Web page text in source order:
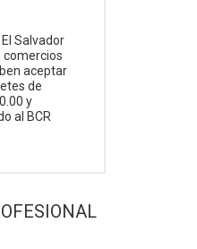
El Salvador
comercios
aceptar
de
y
al BCR